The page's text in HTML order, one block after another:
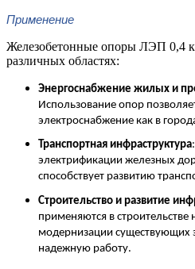
Применение
Железобетонные опоры ЛЭП 0,4
различных областях:
Энергоснабжение жилых и
Использование опор
электроснабжение как в
Транспортная инфраструктура
электрификации железных
способствует развитию
Строительство и развитие
применяются в строительстве
модернизации существующих
надежную работу.